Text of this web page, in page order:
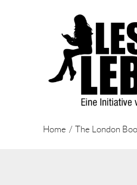
Home The London